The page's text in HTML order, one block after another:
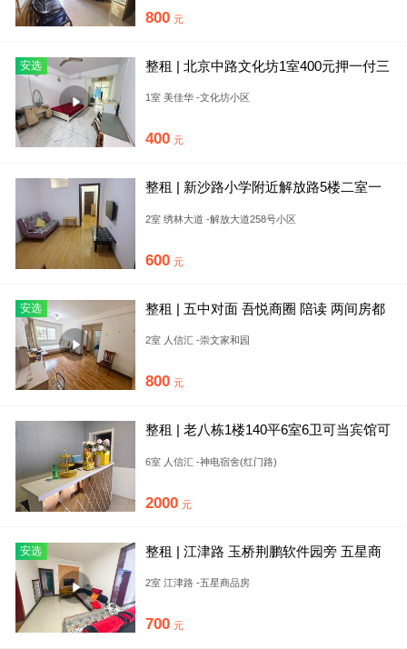
800 元
安选
整租 | 北京中路文化坊1室400元押一付三
1室 美佳华 -文化坊小区
400 元
整租 | 新沙路小学附近解放路5楼二室一
2室 绣林大道 -解放大道258号小区
600 元
安选
整租 | 五中对面 吾悦商圈 陪读 两间房都
2室 人信汇 -崇文家和园
800 元
整租 | 老八栋1楼140平6室6卫可当宾馆可
6室 人信汇 -神电宿舍(红门路)
2000 元
安选
整租 | 江津路 玉桥荆鹏软件园旁 五星商
2室 江津路 -五星商品房
700 元